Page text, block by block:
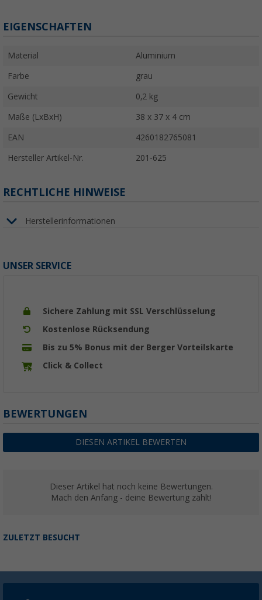
EIGENSCHAFTEN
Material Aluminium
Farbe grau
Gewicht 0,2 kg
Maße (LxBxH) 38 x 37 x 4 cm
EAN 4260182765081
Hersteller Artikel-Nr. 201-625
RECHTLICHE HINWEISE
Herstellerinformationen
UNSER SERVICE
Sichere Zahlung mit SSL Verschlüsselung
Kostenlose Rücksendung
Bis zu 5% Bonus mit der Berger Vorteilskarte
Click & Collect
BEWERTUNGEN
DIESEN ARTIKEL BEWERTEN
Dieser Artikel hat noch keine Bewertungen.
Mach den Anfang - deine Bewertung zählt!
ZULETZT BESUCHT